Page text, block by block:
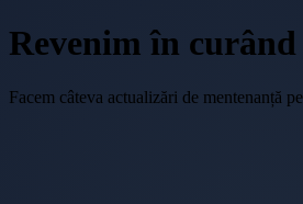
Revenim în curând
Facem câteva actualizări de mentenanță